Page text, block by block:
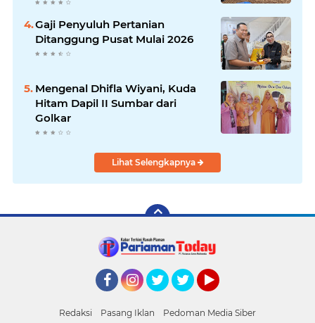
Gaji Penyuluh Pertanian
Ditanggung Pusat Mulai 2026
Mengenal Dhifla Wiyani, Kuda
Hitam Dapil II Sumbar dari
Golkar
Lihat Selengkapnya
Redaksi Pasang Iklan Pedoman Media Siber